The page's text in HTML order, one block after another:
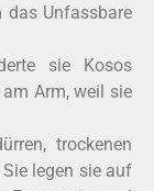
das Unfassbare
sie Kosos
Arm, weil sie
trockenen
legen sie auf